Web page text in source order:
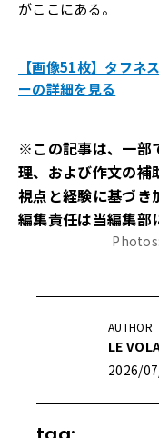
がここにある。
【画像51枚】タフ
ーの詳細を見る
※この記事は、一部
理、および作文の補
視点と経験に基づき
編集責任は当編集部
AUTHOR
LE
2026/